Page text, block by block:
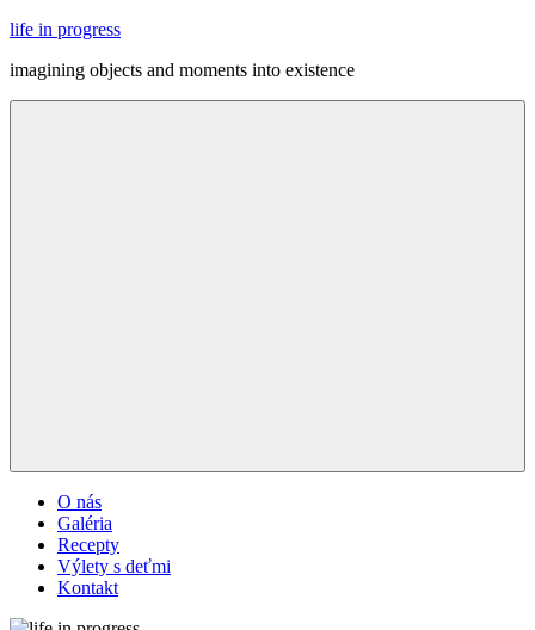
Skip
content
life in progress
imagining objects and moments into existence
O nás
Galéria
Recepty
Výlety s deťmi
Kontakt